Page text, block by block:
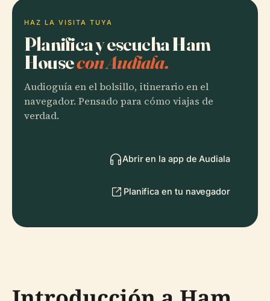
HAZ LA VISITA TUYA
Planifica y escucha Ham
Housecon Audiala.
Audioguía en el bolsillo, itinerario en el
navegador. Pensado para cómo viajas de
verdad.
Abrir en la app de Audiala
Planifica en tu navegador